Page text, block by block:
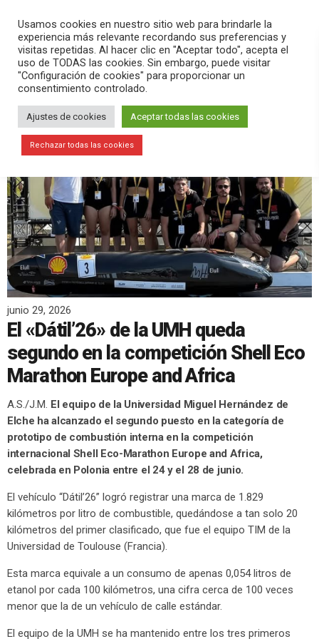
search menu pause PLAY
junio 29, 2026
El «Dátil’26» de la UMH queda
segundo en la competición Shell Eco
Marathon Europe and Africa
A.S./J.M. El equipo de la Universidad Miguel Hernández de
Elche ha alcanzado el segundo puesto en la categoría de
prototipo de combustión interna en la competición
internacional Shell Eco-Marathon Europe and Africa,
celebrada en Polonia entre el 24 y el 28 de junio.
El vehículo “Dátil’26” logró registrar una marca de 1.829
kilómetros por litro de combustible, quedándose a tan solo 20
kilómetros del primer clasificado, que fue el equipo TIM de la
Universidad de Toulouse (Francia).
Esta marca equivale a un consumo de apenas 0,054 litros de
etanol por cada 100 kilómetros, una cifra cerca de 100 veces
menor que la de un vehículo de calle estándar.
El equipo de la UMH se ha mantenido entre los tres primeros
Usamos cookies en nuestro sitio web para brindarle la
experiencia más relevante recordando sus preferencias y
visitas repetidas. Al hacer clic en "Aceptar todo", acepta el
uso de TODAS las cookies. Sin embargo, puede visitar
"Configuración de cookies" para proporcionar un
consentimiento controlado.
Ajustes de cookies Aceptar todas las cookies
Rechazar todas las cookies